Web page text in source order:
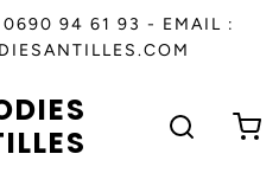
0690 94 61 93 - EMAIL :